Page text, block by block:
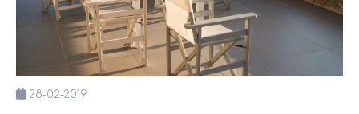
28-02-2019